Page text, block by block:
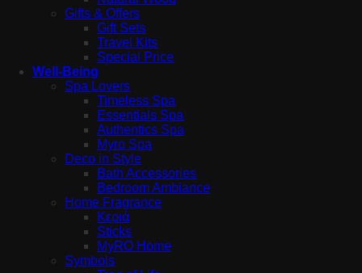
Gifts & Offers
Gift Sets
Travel Kits
Special Price
Well-Being
Spa Lovers
Timeless Spa
Essentials Spa
Authentics Spa
Myro Spa
Deco in Style
Bath Accessories
Bedroom Ambiance
Home Fragrance
Κεριά
Sticks
MyRO Home
Symbols